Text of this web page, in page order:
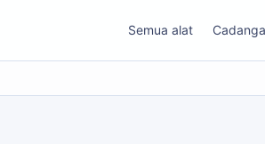
Semua alat